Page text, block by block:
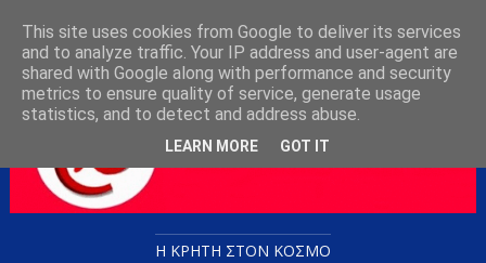
Η ΚΡΗΤΗ ΣΤΟN KOΣΜΟ
This site uses cookies from Google to deliver its services
and to analyze traffic. Your IP address and user-agent are
shared with Google along with performance and security
metrics to ensure quality of service, generate usage
statistics, and to detect and address abuse.
LEARN MORE GOT IT